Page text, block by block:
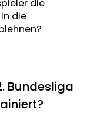
die
die
Bundesliga